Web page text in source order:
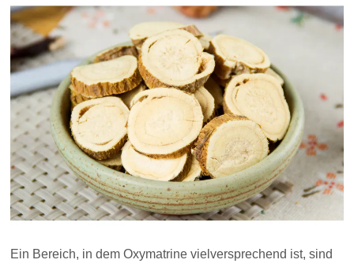
Ein Bereich, in dem Oxymatrine vielversprechend ist, sind